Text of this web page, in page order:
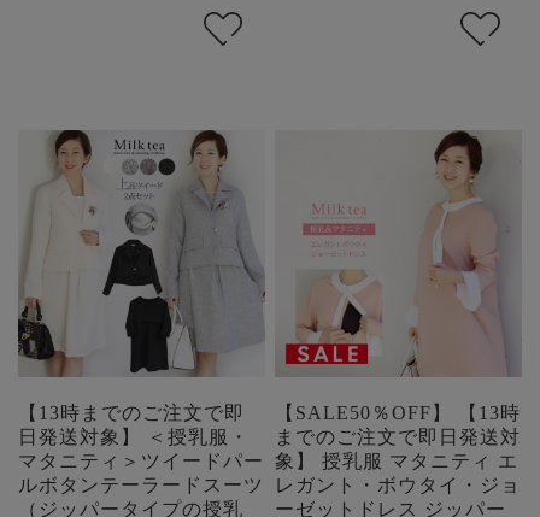
【13時までのご注文で即
日発送対象】 ＜授乳服・
マタニティ＞ツイードパー
ルボタンテーラードスーツ
（ジッパータイプの授乳
【SALE50％OFF】 【13時
までのご注文で即日発送対
象】 授乳服 マタニティ エ
レガント・ボウタイ・ジョ
ーゼットドレス ジッパー